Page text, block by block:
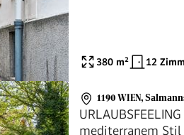
380 m² 12
1190 WIEN,
mediterranem